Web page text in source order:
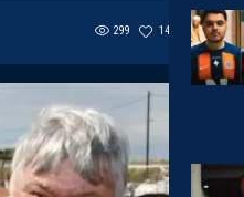
299 146 0